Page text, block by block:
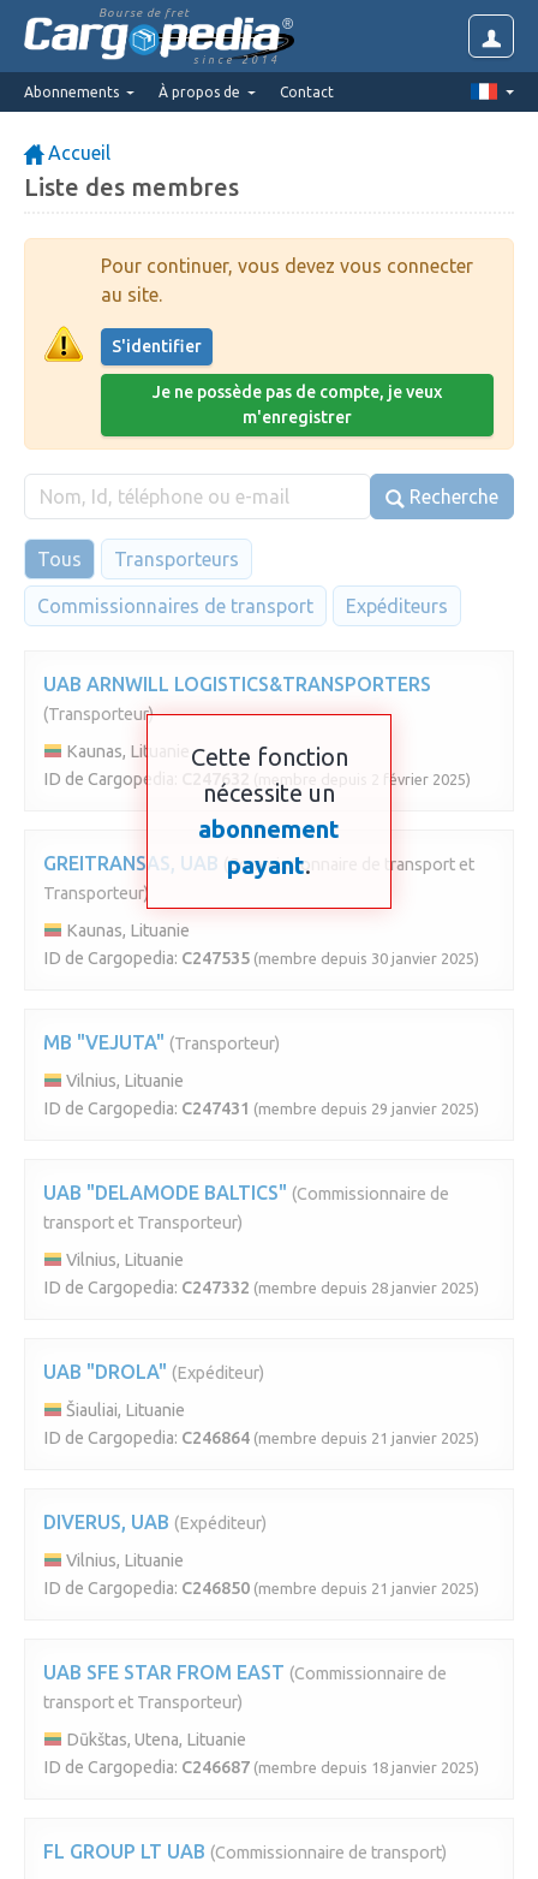
Bourse de fret
since 2014
Abonnements À propos de Contact
Accueil
Liste des membres
Pour continuer, vous devez vous connecter
au site.
S'identifier
Je ne possède pas de compte, je veux
m'enregistrer
Recherche
Tous Transporteurs
Commissionnaires de transport Expéditeurs
UAB ARNWILL LOGISTICS&TRANSPORTERS
(Transporteur)
Kaunas, Lituanie
ID de Cargopedia:
C247632 (membre depuis 2 février 2025)
GREITRANSAS, UAB (Commissionnaire de transport et
Transporteur)
Kaunas, Lituanie
ID de Cargopedia: C247535 (membre depuis 30 janvier 2025)
MB "VEJUTA" (Transporteur)
Vilnius, Lituanie
ID de Cargopedia: C247431 (membre depuis 29 janvier 2025)
UAB "DELAMODE BALTICS" (Commissionnaire de
transport et Transporteur)
Vilnius, Lituanie
ID de Cargopedia: C247332 (membre depuis 28 janvier 2025)
UAB "DROLA" (Expéditeur)
Šiauliai, Lituanie
ID de Cargopedia: C246864 (membre depuis 21 janvier 2025)
DIVERUS, UAB (Expéditeur)
Vilnius, Lituanie
ID de Cargopedia: C246850 (membre depuis 21 janvier 2025)
UAB SFE STAR FROM EAST (Commissionnaire de
transport et Transporteur)
Dūkštas, Utena, Lituanie
ID de Cargopedia: C246687 (membre depuis 18 janvier 2025)
FL GROUP LT UAB (Commissionnaire de transport)
Cette fonction
nécessite un
abonnement
payant.